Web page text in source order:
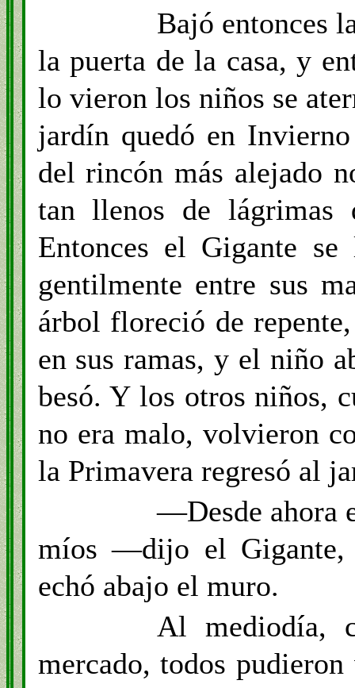
Bajó entonces
la puerta de la casa, y
lo vieron los niños se
jardín quedó en
del rincón más alejado
tan llenos de
Entonces el Gigante
gentilmente entre sus
árbol floreció de
en sus ramas, y el niño
besó. Y los otros niños,
no era malo, volvieron
la Primavera regresó al
—Desde ahora
míos —dijo el Gigante,
echó abajo el muro.
Al mediodía,
mercado, todos